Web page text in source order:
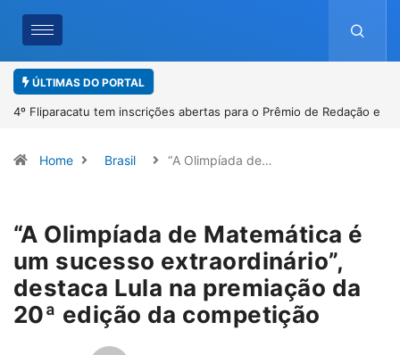
ÚLTIMAS DO PORTAL
4º Fliparacatu tem inscrições abertas para o Prêmio de Redação e
Home Brasil “A Olimpíada de…
“A Olimpíada de Matemática é
um sucesso extraordinário”,
destaca Lula na premiação da
20ª edição da competição